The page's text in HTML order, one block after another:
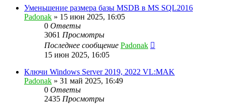
Уменьшение размера базы MSDB в MS SQL2016
Padonak » 15 июн 2025, 16:05
0 Ответы
3061 Просмотры
Последнее сообщение Padonak
15 июн 2025, 16:05
Ключи Windows Server 2019, 2022 VL:MAK⁠⁠
Padonak » 31 май 2025, 16:49
0 Ответы
2435 Просмотры